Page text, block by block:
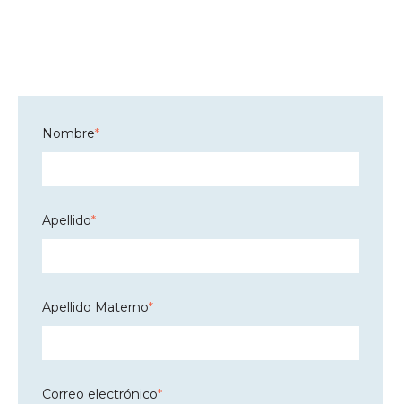
Nombre*
Apellido*
Apellido Materno*
Correo electrónico*